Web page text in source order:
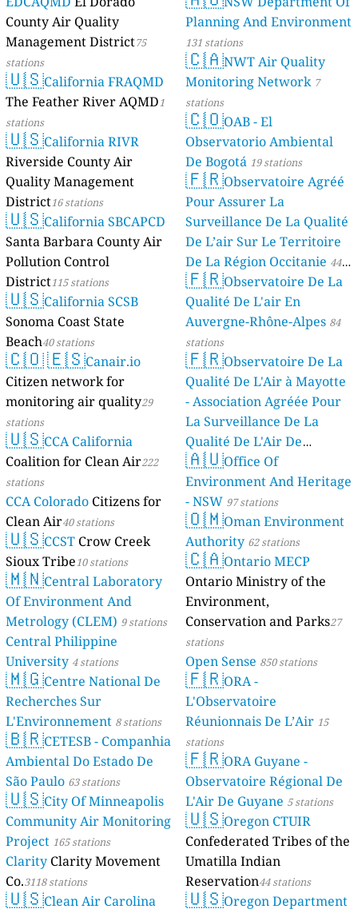
County Air Quality
Management District75
stations
🇺🇸California FRAQMD
The Feather River AQMD1
stations
🇺🇸California RIVR
Riverside County Air
Quality Management
District16 stations
🇺🇸California SBCAPCD
Santa Barbara County Air
Pollution Control
District115 stations
🇺🇸California SCSB
Sonoma Coast State
Beach40 stations
🇨🇴🇪🇸Canair.io
Citizen network for
monitoring air quality29
stations
🇺🇸CCA California
Coalition for Clean Air222
stations
CCA Colorado Citizens for
Clean Air40 stations
🇺🇸CCST Crow Creek
Sioux Tribe10 stations
🇲🇳Central Laboratory
Of Environment And
Metrology (CLEM) 9 stations
Central Philippine
University 4 stations
🇲🇬Centre National De
Recherches Sur
L'Environnement 8 stations
🇧🇷CETESB - Companhia
Ambiental Do Estado De
São Paulo 63 stations
🇺🇸City Of Minneapolis
Community Air Monitoring
Project 165 stations
Clarity Clarity Movement
Co.3118 stations
🇺🇸Clean Air Carolina
Planning And Environment
131 stations
🇨🇦NWT Air Quality
Monitoring Network 7
stations
🇨🇴OAB - El
Observatorio Ambiental
De Bogotá 19 stations
🇫🇷Observatoire Agréé
Pour Assurer La
Surveillance De La Qualité
De L’air Sur Le Territoire
De La Région Occitanie 44
stations
🇫🇷Observatoire De La
Qualité De L'air En
Auvergne-Rhône-Alpes 84
stations
🇫🇷Observatoire De La
Qualité De L'Air à Mayotte
- Association Agréée Pour
La Surveillance De La
Qualité De L'Air De
Mayotte 4 stations
🇦🇺Office Of
Environment And Heritage
- NSW 97 stations
🇴🇲Oman Environment
Authority 62 stations
🇨🇦Ontario MECP
Ontario Ministry of the
Environment,
Conservation and Parks27
stations
Open Sense 850 stations
🇫🇷ORA -
L'Observatoire
Réunionnais De L’Air 15
stations
🇫🇷ORA Guyane -
Observatoire Régional De
L'Air De Guyane 5 stations
🇺🇸Oregon CTUIR
Confederated Tribes of the
Umatilla Indian
Reservation44 stations
🇺🇸Oregon Department